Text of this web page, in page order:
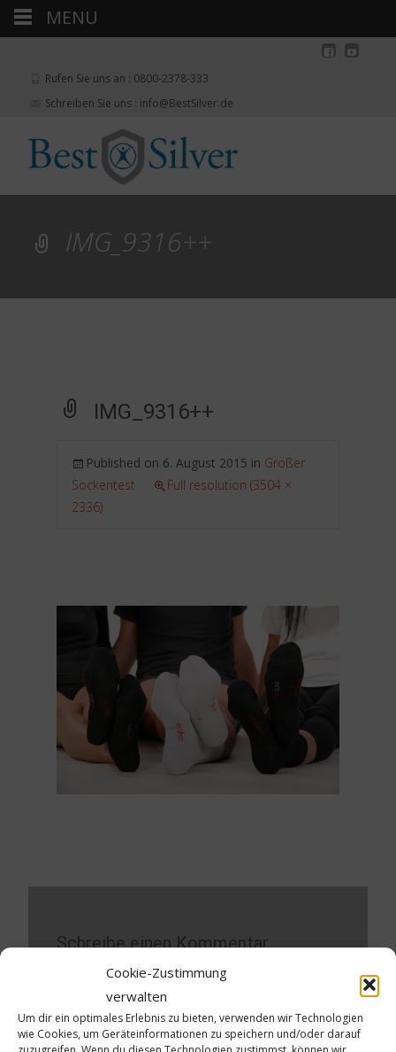
Cookie-Zustimmung
verwalten
Um dir ein optimales Erlebnis zu bieten, verwenden wir Technologien
wie Cookies, um Geräteinformationen zu speichern und/oder darauf
Rufen Sie uns an : 0800-2378-333
Schreiben Sie uns : info@BestSilver.de
IMG_9316++
IMG_9316++
Published on 6. August 2015 in Großer
Sockentest
Full resolution (3504 ×
2336)
Schreibe einen Kommentar
Deine E-Mail-Adresse wird nicht veröffentlicht.
Erforderliche Felder sind mit
Kommentar *
MENU